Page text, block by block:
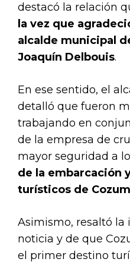
destacó la relación
la vez que
alcalde municipal
Joaquín Delbouis.
En ese sentido, el
detalló que fueron
trabajando en
de la empresa de
mayor seguridad a
de la embarcación
turísticos de
Asimismo, resaltó la
noticia y de que
el primer destino